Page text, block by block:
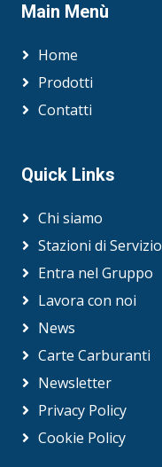
Main Menù
Home
Prodotti
Contatti
Quick Links
Chi siamo
Stazioni di Servizio
Entra nel Gruppo
Lavora con noi
News
Carte Carburanti
Newsletter
Privacy Policy
Cookie Policy